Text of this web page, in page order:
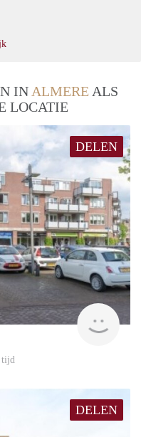
IN ALMERE ALS
LOCATIE
DELEN
tijd
DELEN